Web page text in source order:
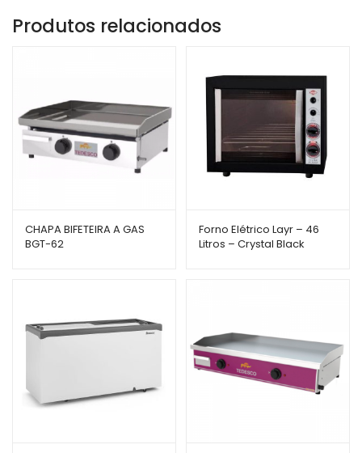
Produtos relacionados
CHAPA BIFETEIRA A GAS
BGT-62
Forno Elétrico Layr – 46
Litros – Crystal Black